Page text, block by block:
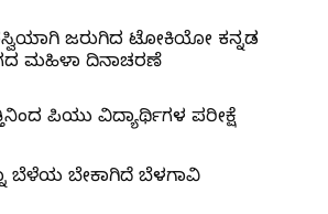
ಜರುಗಿದ ಟೋಕಿಯೋ ಕನ್ನಡ
ಮಹಿಳಾ ದಿನಾಚರಣೆ
ಪಿಯು ವಿದ್ಯಾರ್ಥಿಗಳ ಪರೀಕ್ಷೆ
ಬೆಳೆಯ ಬೇಕಾಗಿದೆ ಬೆಳಗಾವಿ